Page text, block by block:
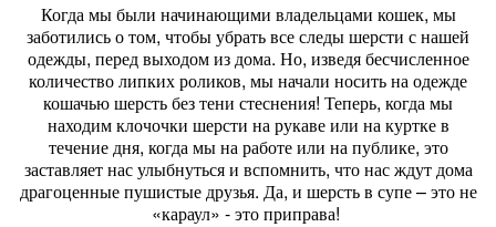
Когда мы были начинающими владельцами кошек, мы
заботились о том, чтобы убрать все следы шерсти с нашей
одежды, перед выходом из дома. Но, изведя бесчисленное
количество липких роликов, мы начали носить на одежде
кошачью шерсть без тени стеснения! Теперь, когда мы
находим клочочки шерсти на рукаве или на куртке в
течение дня, когда мы на работе или на публике, это
заставляет нас улыбнуться и вспомнить, что нас ждут дома
драгоценные пушистые друзья. Да, и шерсть в супе – это не
«караул» - это приправа!